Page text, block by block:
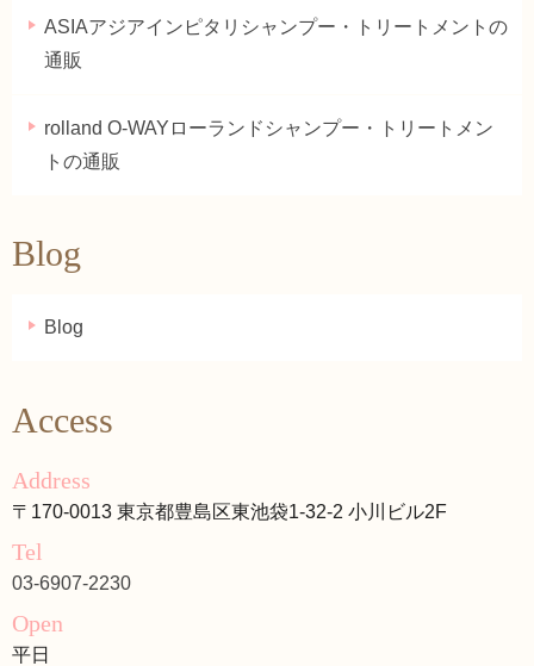
ASIAアジアインピタリシャンプー・トリートメントの
通販
rolland O-WAYローランドシャンプー・トリートメン
トの通販
Blog
Blog
Access
Address
〒170-0013 東京都豊島区東池袋1-32-2 小川ビル2F
Tel
03-6907-2230
Open
平日